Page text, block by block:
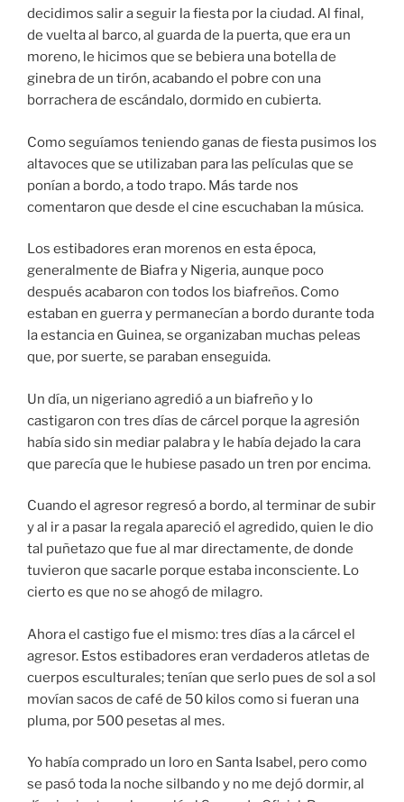
decidimos salir a seguir la fiesta por la ciudad. Al final,
de vuelta al barco, al guarda de la puerta, que era un
moreno, le hicimos que se bebiera una botella de
ginebra de un tirón, acabando el pobre con una
borrachera de escándalo, dormido en cubierta.
Como seguíamos teniendo ganas de fiesta pusimos los
altavoces que se utilizaban para las películas que se
ponían a bordo, a todo trapo. Más tarde nos
comentaron que desde el cine escuchaban la música.
Los estibadores eran morenos en esta época,
generalmente de Biafra y Nigeria, aunque poco
después acabaron con todos los biafreños. Como
estaban en guerra y permanecían a bordo durante toda
la estancia en Guinea, se organizaban muchas peleas
que, por suerte, se paraban enseguida.
Un día, un nigeriano agredió a un biafreño y lo
castigaron con tres días de cárcel porque la agresión
había sido sin mediar palabra y le había dejado la cara
que parecía que le hubiese pasado un tren por encima.
Cuando el agresor regresó a bordo, al terminar de subir
y al ir a pasar la regala apareció el agredido, quien le dio
tal puñetazo que fue al mar directamente, de donde
tuvieron que sacarle porque estaba inconsciente. Lo
cierto es que no se ahogó de milagro.
Ahora el castigo fue el mismo: tres días a la cárcel el
agresor. Estos estibadores eran verdaderos atletas de
cuerpos esculturales; tenían que serlo pues de sol a sol
movían sacos de café de 50 kilos como si fueran una
pluma, por 500 pesetas al mes.
Yo había comprado un loro en Santa Isabel, pero como
se pasó toda la noche silbando y no me dejó dormir, al